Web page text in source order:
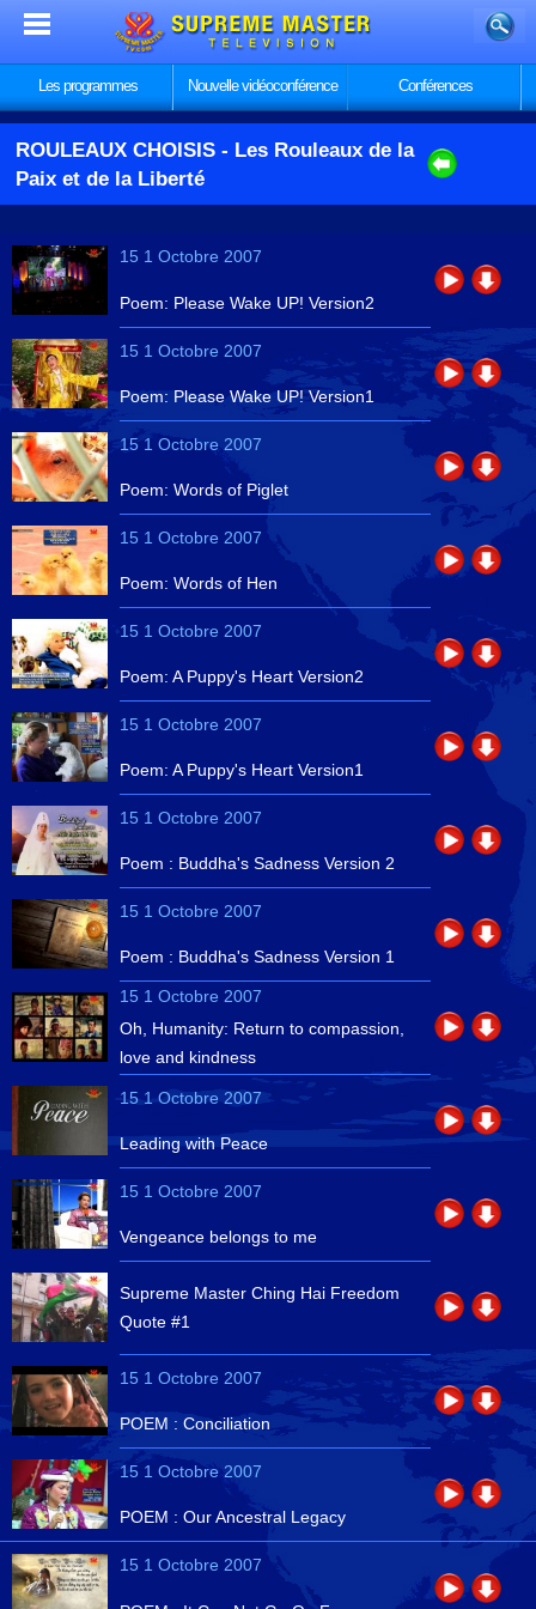
Les programmes Nouvelle vidéoconférence Conférences
ROULEAUX CHOISIS - Les Rouleaux de la
Paix et de la Liberté
15 1 Octobre 2007
Poem: Please Wake UP! Version2
15 1 Octobre 2007
Poem: Please Wake UP! Version1
15 1 Octobre 2007
Poem: Words of Piglet
15 1 Octobre 2007
Poem: Words of Hen
15 1 Octobre 2007
Poem: A Puppy's Heart Version2
15 1 Octobre 2007
Poem: A Puppy's Heart Version1
15 1 Octobre 2007
Poem : Buddha's Sadness Version 2
15 1 Octobre 2007
Poem : Buddha's Sadness Version 1
15 1 Octobre 2007
Oh, Humanity: Return to compassion,
love and kindness
15 1 Octobre 2007
Leading with Peace
15 1 Octobre 2007
Vengeance belongs to me
Supreme Master Ching Hai Freedom
Quote #1
15 1 Octobre 2007
POEM : Conciliation
15 1 Octobre 2007
POEM : Our Ancestral Legacy
15 1 Octobre 2007